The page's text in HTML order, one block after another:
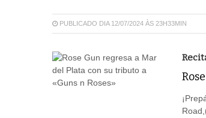
PUBLICADO DIA 12/07/2024 ÀS 23H33MIN